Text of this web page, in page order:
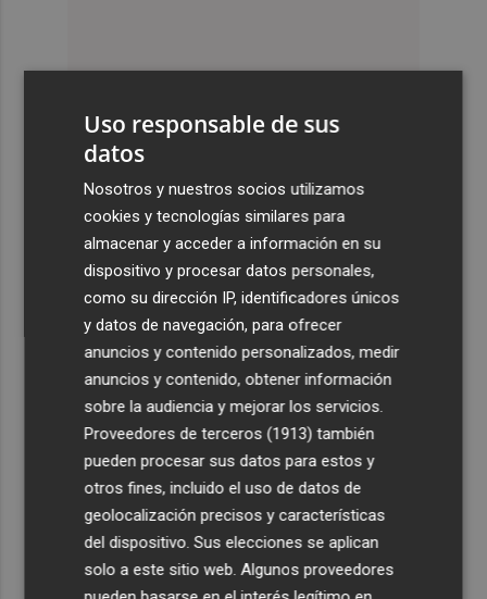
Uso responsable de sus
datos
Nosotros y nuestros socios utilizamos
cookies y tecnologías similares para
almacenar y acceder a información en su
dispositivo y procesar datos personales,
como su dirección IP, identificadores únicos
y datos de navegación, para ofrecer
anuncios y contenido personalizados, medir
anuncios y contenido, obtener información
sobre la audiencia y mejorar los servicios.
Proveedores de terceros (1913) también
pueden procesar sus datos para estos y
otros fines, incluido el uso de datos de
geolocalización precisos y características
del dispositivo. Sus elecciones se aplican
solo a este sitio web. Algunos proveedores